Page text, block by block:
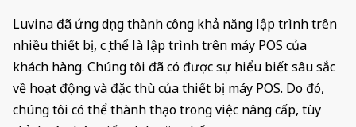
Luvina đã ứng dụng thành công khả năng lập trình trên
nhiều thiết bị, cụ thể là lập trình trên máy POS của
khách hàng. Chúng tôi đã có được sự hiểu biết sâu sắc
về hoạt động và đặc thù của thiết bị máy POS. Do đó,
chúng tôi có thể thành thạo trong việc nâng cấp, tùy